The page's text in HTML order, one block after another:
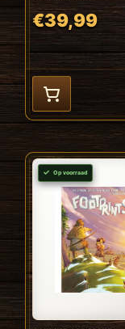
€39,99
Op voorraad